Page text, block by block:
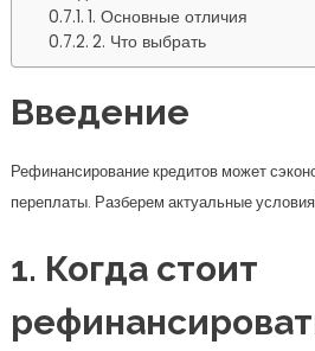
1. Основные отличия
2. Что выбрать
Введение
Рефинансирование кредитов может
переплаты. Разберем актуальные
1. Когда стоит